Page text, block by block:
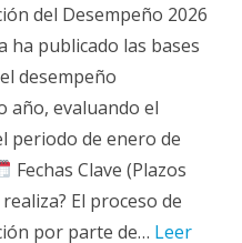
del Desempeño 2026
ha publicado las bases
desempeño
año, evaluando el
periodo de enero de
Fechas Clave (Plazos
El proceso de
por parte de… Leer